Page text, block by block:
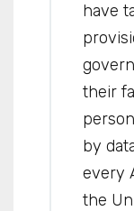
have
their
by
every
the